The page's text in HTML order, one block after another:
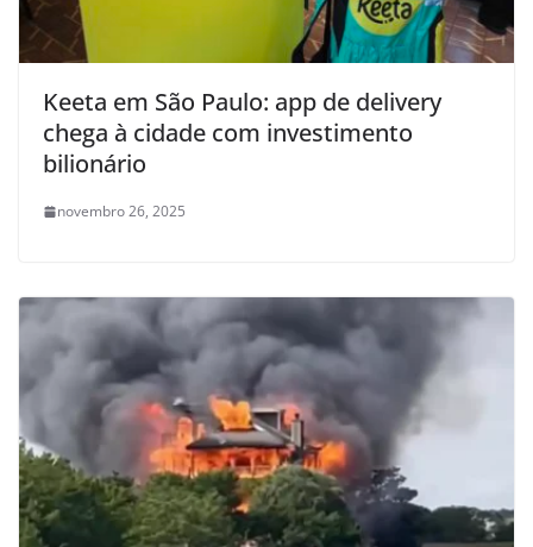
Keeta em São Paulo: app de delivery
chega à cidade com investimento
bilionário
novembro 26, 2025